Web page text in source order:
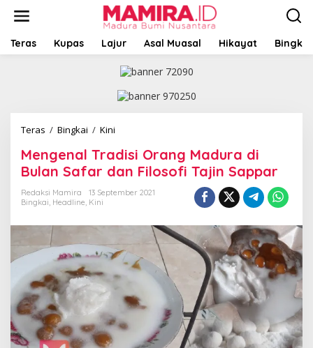
t
Teras Kupas Lajur Asal Muasal Hikayat Bingkai
Teras / Bingkai / Kini
n
g
e
n
r
a
i
s
O
r
Mengenal Tradisi Orang Madura di
Bulan Safar dan Filosofi Tajin Sappar
Redaksi Mamira
13 September 2021
Bingkai Headline Kini